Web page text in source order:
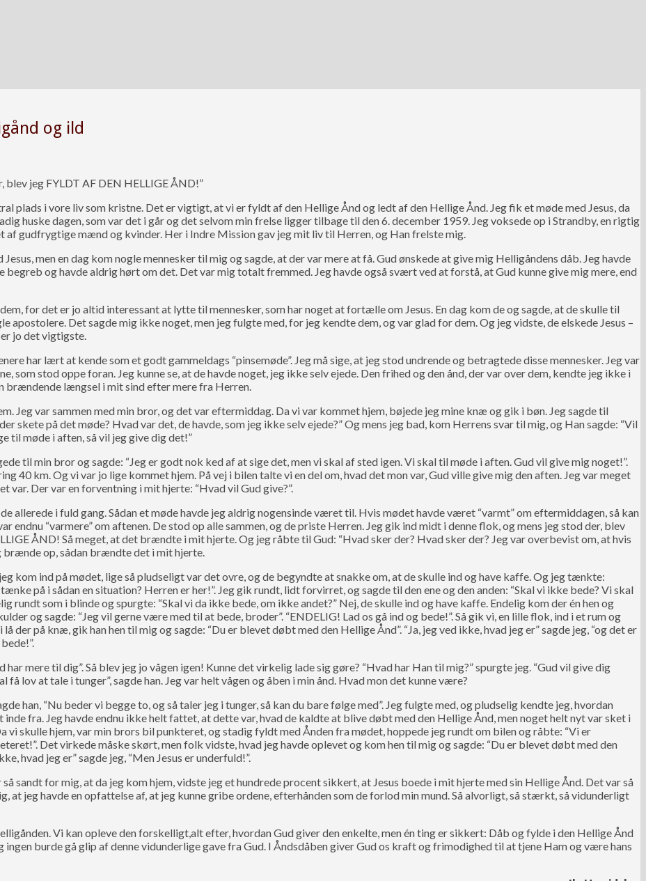
og ild
blev jeg FYLDT AF DEN HELLIGE ÅND!”
plads i vore liv som kristne. Det er vigtigt, at vi er fyldt af den Hellige Ånd og ledt af den Hellige Ånd. Jeg fik et møde med Jesus, da
huske dagen, som var det i går og det selvom min frelse ligger tilbage til den 6. december 1959. Jeg voksede op i Strandby, en rigtig
gudfrygtige mænd og kvinder. Her i Indre Mission gav jeg mit liv til Herren, og Han frelste mig.
Jesus, men en dag kom nogle mennesker til mig og sagde, at der var mere at få. Gud ønskede at give mig Helligåndens dåb. Jeg havde
begreb og havde aldrig hørt om det. Det var mig totalt fremmed. Jeg havde også svært ved at forstå, at Gud kunne give mig mere, end
for det er jo altid interessant at lytte til mennesker, som har noget at fortælle om Jesus. En dag kom de og sagde, at de skulle til
apostolere. Det sagde mig ikke noget, men jeg fulgte med, for jeg kendte dem, og var glad for dem. Og jeg vidste, de elskede Jesus –
jo det vigtigste.
har lært at kende som et godt gammeldags “pinsemøde”. Jeg må sige, at jeg stod undrende og betragtede disse mennesker. Jeg var
som stod oppe foran. Jeg kunne se, at de havde noget, jeg ikke selv ejede. Den frihed og den ånd, der var over dem, kendte jeg ikke i
brændende længsel i mit sind efter mere fra Herren.
Jeg var sammen med min bror, og det var eftermiddag. Da vi var kommet hjem, bøjede jeg mine knæ og gik i bøn. Jeg sagde til
skete på det møde? Hvad var det, de havde, som jeg ikke selv ejede?” Og mens jeg bad, kom Herrens svar til mig, og Han sagde: “Vil
til møde i aften, så vil jeg give dig det!”
til min bror og sagde: “Jeg er godt nok ked af at sige det, men vi skal af sted igen. Vi skal til møde i aften. Gud vil give mig noget!”.
40 km. Og vi var jo lige kommet hjem. På vej i bilen talte vi en del om, hvad det mon var, Gud ville give mig den aften. Jeg var meget
var. Der var en forventning i mit hjerte: “Hvad vil Gud give?”.
allerede i fuld gang. Sådan et møde havde jeg aldrig nogensinde været til. Hvis mødet havde været “varmt” om eftermiddagen, så kan
endnu “varmere” om aftenen. De stod op alle sammen, og de priste Herren. Jeg gik ind midt i denne flok, og mens jeg stod der, blev
ÅND! Så meget, at det brændte i mit hjerte. Og jeg råbte til Gud: “Hvad sker der? Hvad sker der? Jeg var overbevist om, at hvis
op, sådan brændte det i mit hjerte.
kom ind på mødet, lige så pludseligt var det ovre, og de begyndte at snakke om, at de skulle ind og have kaffe. Og jeg tænkte:
på i sådan en situation? Herren er her!”. Jeg gik rundt, lidt forvirret, og sagde til den ene og den anden: “Skal vi ikke bede? Vi skal
rundt som i blinde og spurgte: “Skal vi da ikke bede, om ikke andet?” Nej, de skulle ind og have kaffe. Endelig kom der én hen og
og sagde: “Jeg vil gerne være med til at bede, broder”. “ENDELIG! Lad os gå ind og bede!”. Så gik vi, en lille flok, ind i et rum og
der på knæ, gik han hen til mig og sagde: “Du er blevet døbt med den Hellige Ånd”. “Ja, jeg ved ikke, hvad jeg er” sagde jeg, “og det er
har mere til dig”. Så blev jeg jo vågen igen! Kunne det virkelig lade sig gøre? “Hvad har Han til mig?” spurgte jeg. “Gud vil give dig
få lov at tale i tunger”, sagde han. Jeg var helt vågen og åben i min ånd. Hvad mon det kunne være?
han, “Nu beder vi begge to, og så taler jeg i tunger, så kan du bare følge med”. Jeg fulgte med, og pludselig kendte jeg, hvordan
fra. Jeg havde endnu ikke helt fattet, at dette var, hvad de kaldte at blive døbt med den Hellige Ånd, men noget helt nyt var sket i
vi skulle hjem, var min brors bil punkteret, og stadig fyldt med Ånden fra mødet, hoppede jeg rundt om bilen og råbte: “Vi er
Det virkede måske skørt, men folk vidste, hvad jeg havde oplevet og kom hen til mig og sagde: “Du er blevet døbt med den
hvad jeg er” sagde jeg, “Men Jesus er underfuld!”.
så sandt for mig, at da jeg kom hjem, vidste jeg et hundrede procent sikkert, at Jesus boede i mit hjerte med sin Hellige Ånd. Det var så
at jeg havde en opfattelse af, at jeg kunne gribe ordene, efterhånden som de forlod min mund. Så alvorligt, så stærkt, så vidunderligt
Vi kan opleve den forskelligt,alt efter, hvordan Gud giver den enkelte, men én ting er sikkert: Dåb og fylde i den Hellige Ånd
ingen burde gå glip af denne vidunderlige gave fra Gud. I Åndsdåben giver Gud os kraft og frimodighed til at tjene Ham og være hans